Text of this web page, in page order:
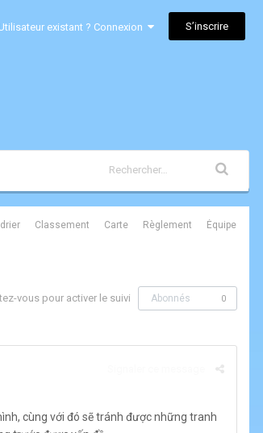
existant ? Connexion S’inscrire
Classement Carte Règlement Équipe
vous pour activer le suivi Abonnés 0
cùng với đó sẽ tránh được những tranh